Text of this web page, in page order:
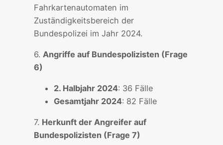
Fahrkartenautomaten im
Zuständigkeitsbereich der
Bundespolizei im Jahr 2024.
6. Angriffe auf Bundespolizisten (Frage
6)
2. Halbjahr 2024: 36 Fälle
Gesamtjahr 2024: 82 Fälle
7. Herkunft der Angreifer auf
Bundespolizisten (Frage 7)